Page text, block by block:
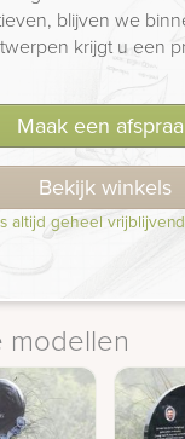
blijven we
krijgt u een
Maak een
Bekijk winkels
altijd geheel
modellen